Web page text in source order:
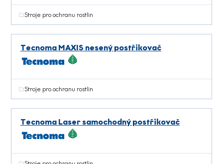
Stroje pro ochranu rostlin
Tecnoma MAXIS nesený postřikovač
Stroje pro ochranu rostlin
Tecnoma Laser samochodný postřikovač